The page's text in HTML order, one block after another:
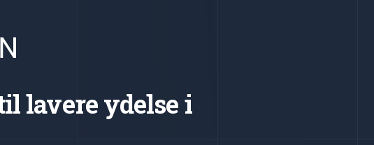
lavere ydelse i